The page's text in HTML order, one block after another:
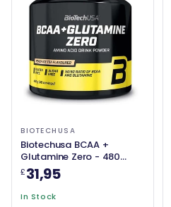
BIOTECHUSA
Biotechusa BCAA +
Glutamine Zero - 480
γραμμάρια
£31,95
In Stock